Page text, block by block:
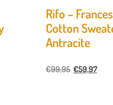
Rifo –
Cotton
Antracite
€99,95 €59,97